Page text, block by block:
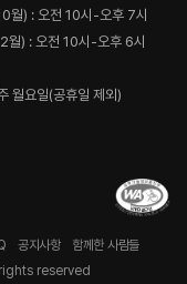
월) : 오전 10시-오후 7시
월) : 오전 10시-오후 6시
월요일(공휴일 제외)
공지사항
함께한 사람들
rights reserved